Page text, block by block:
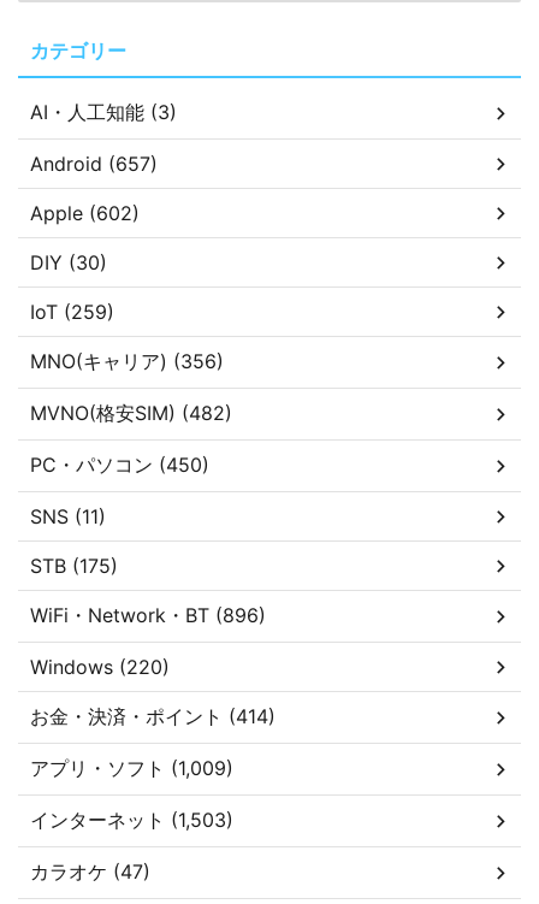
カテゴリー
AI・人工知能 (3)
Android (657)
Apple (602)
DIY (30)
IoT (259)
MNO(キャリア) (356)
MVNO(格安SIM) (482)
PC・パソコン (450)
SNS (11)
STB (175)
WiFi・Network・BT (896)
Windows (220)
お金・決済・ポイント (414)
アプリ・ソフト (1,009)
インターネット (1,503)
カラオケ (47)